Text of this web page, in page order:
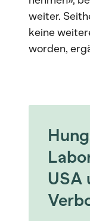
weiter.
keine
worden,
USA